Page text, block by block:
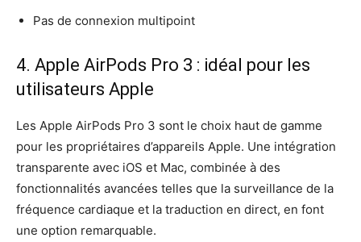
Pas de connexion multipoint
4. Apple AirPods Pro 3 : idéal pour les
utilisateurs Apple
Les Apple AirPods Pro 3 sont le choix haut de gamme
pour les propriétaires d’appareils Apple. Une intégration
transparente avec iOS et Mac, combinée à des
fonctionnalités avancées telles que la surveillance de la
fréquence cardiaque et la traduction en direct, en font
une option remarquable.